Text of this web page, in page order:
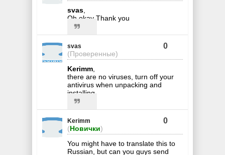
svas,
Oh okay Thank you
svas
(Проверенные)
0
Kerimm,
there are no viruses, turn off your
antivirus when unpacking and
installing
Kerimm
(Новички)
0
You might have to translate this to
Russian, but can you guys send